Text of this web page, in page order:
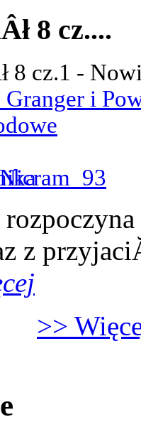
8 cz....
8 cz.1 -
i
Nicram_93
z
>>